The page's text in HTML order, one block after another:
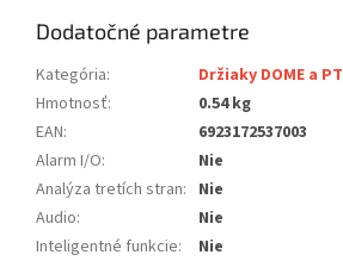
Dodatočné parametre
Kategória:
Držiaky DOME a
Hmotnosť:
0.54 kg
EAN:
6923172537003
Alarm I/O:
Nie
Analýza tretích stran: Nie
Audio:
Nie
Inteligentné funkcie:
Nie